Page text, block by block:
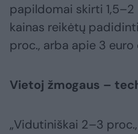
papildomai skirti 1,5–2
kainas reikėtų
proc., arba apie 3 euro
Vietoj žmogaus –
„Vidutiniškai 2–3